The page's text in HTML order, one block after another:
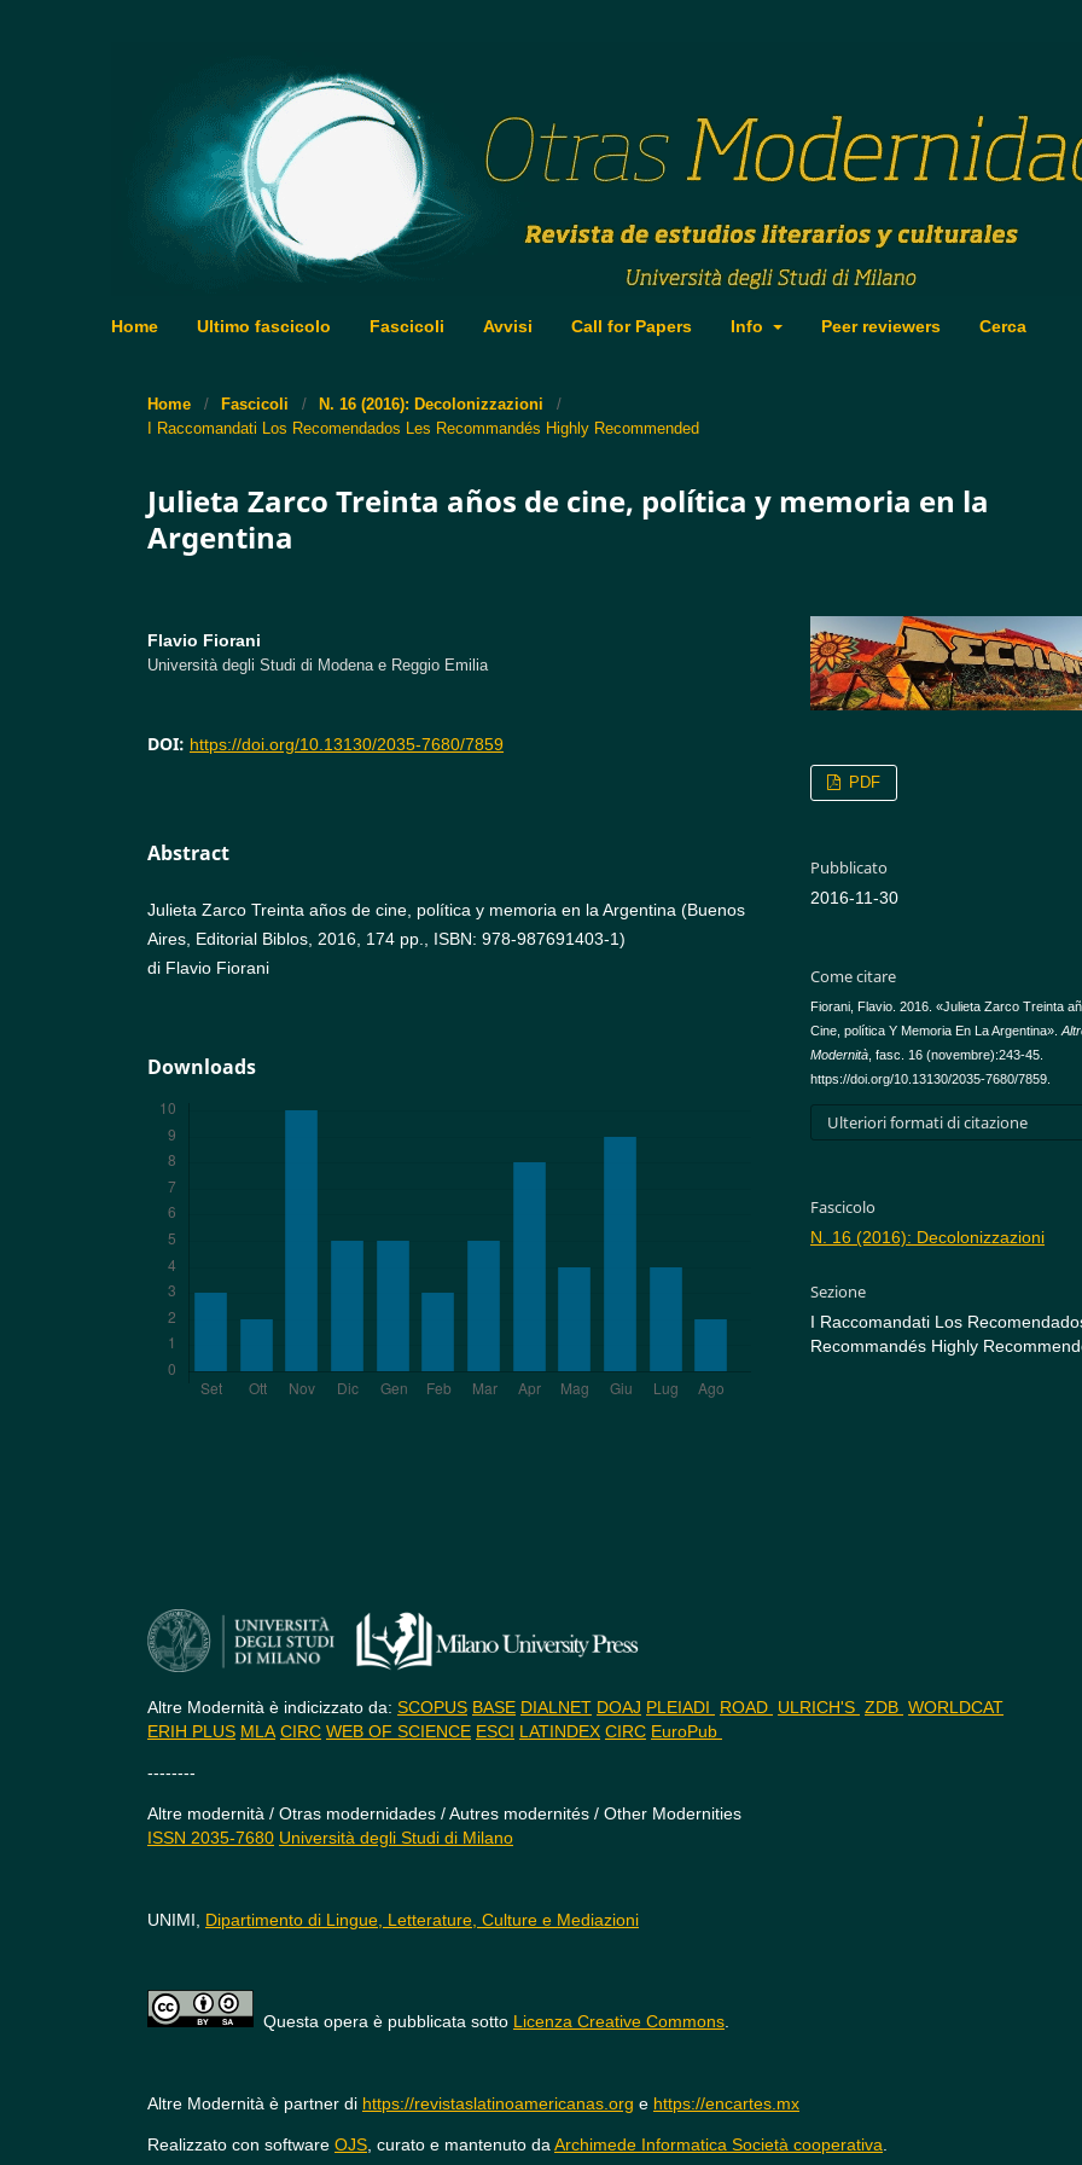
Home Ultimo fascicolo Fascicoli Avvisi Call for Papers Info Peer reviewers Cerca
Home / Fascicoli / N. 16 (2016): Decolonizzazioni
/
I Raccomandati Los Recomendados Les Recommandés Highly Recommended
Julieta Zarco Treinta años de cine, política y memoria en la
Argentina
Flavio Fiorani
Università degli Studi di Modena e Reggio Emilia
DOI: https://doi.org/10.13130/2035-7680/7859
Abstract
Julieta Zarco Treinta años de cine, política y memoria en la Argentina (Buenos
Aires, Editorial Biblos, 2016, 174 pp., ISBN: 978-987691403-1)
di Flavio Fiorani
Downloads
PDF
Pubblicato
2016-11-30
Come citare
Fiorani, Flavio. 2016. «Julieta Zarco Treinta
Cine, política Y Memoria En La Argentina».
Modernità, fasc. 16 (novembre):243-45.
https://doi.org/10.13130/2035-7680/7859.
Ulteriori formati di citazione
Fascicolo
N. 16 (2016): Decolonizzazioni
Sezione
I Raccomandati Los
Recommandés Highly
Altre Modernità è indicizzato da: SCOPUS BASE DIALNET DOAJ PLEIADI ROAD ULRICH'S ZDB WORLDCAT
ERIH PLUS MLA CIRC WEB OF SCIENCE ESCI LATINDEX CIRC EuroPub
--------
Altre modernità / Otras modernidades / Autres modernités / Other Modernities
ISSN 2035-7680 Università degli Studi di Milano
UNIMI, Dipartimento di Lingue, Letterature, Culture e Mediazioni
Questa opera è pubblicata sotto Licenza Creative Commons
Altre Modernità è partner di https://revistaslatinoamericanas.org e https://encartes.mx
Realizzato con software OJS , curato e mantenuto da Archimede Informatica Società cooperativa